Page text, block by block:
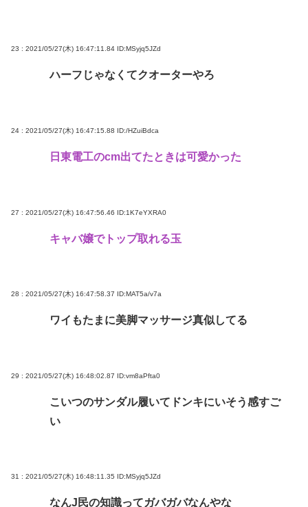
23 : 2021/05/27(木) 16:47:11.84 ID:MSyjq5JZd
ハーフじゃなくてクオーターやろ
24 : 2021/05/27(木) 16:47:15.88 ID:/HZuiBdca
日東電工のcm出てたときは可愛かった
27 : 2021/05/27(木) 16:47:56.46 ID:1K7eYXRA0
キャバ嬢でトップ取れる玉
28 : 2021/05/27(木) 16:47:58.37 ID:MAT5a/v7a
ワイもたまに美脚マッサージ真似してる
29 : 2021/05/27(木) 16:48:02.87 ID:vm8aPfta0
こいつのサンダル履いてドンキにいそう感すご
い
31 : 2021/05/27(木) 16:48:11.35 ID:MSyjq5JZd
なんJ民の知識ってガバガバなんやな